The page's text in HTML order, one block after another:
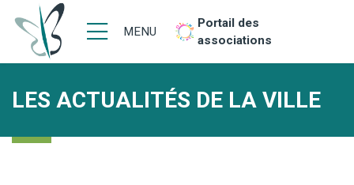
MENU
Portail des
associations
LES ACTUALITÉS DE LA VILLE